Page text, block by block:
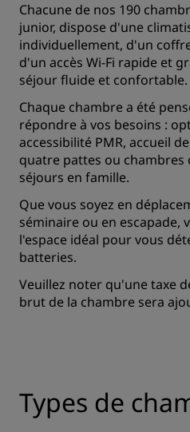
Chacune de nos 190
junior, dispose d'une
individuellement, d'un
d'un accès Wi-Fi rapide et
séjour fluide et confortable.
Chaque chambre a été
répondre à vos besoins :
accessibilité PMR, accueil
quatre pattes ou
séjours en famille.
Que vous soyez en
séminaire ou en escapade,
l'espace idéal pour vous
batteries.
Veuillez noter qu'une taxe
brut de la chambre sera
Types de